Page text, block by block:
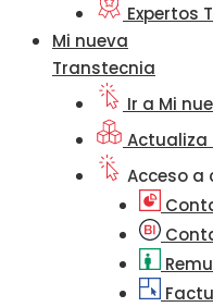
Expertos
Mi nueva
Transtecnia
Ir a Mi
Acceso a